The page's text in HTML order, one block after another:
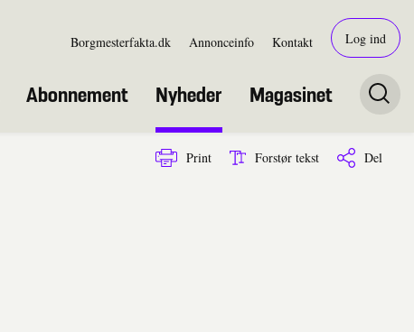
Borgmesterfakta.dk Annonceinfo Kontakt Log ind
Abonnement Nyheder Magasinet
Print Forstør tekst Del